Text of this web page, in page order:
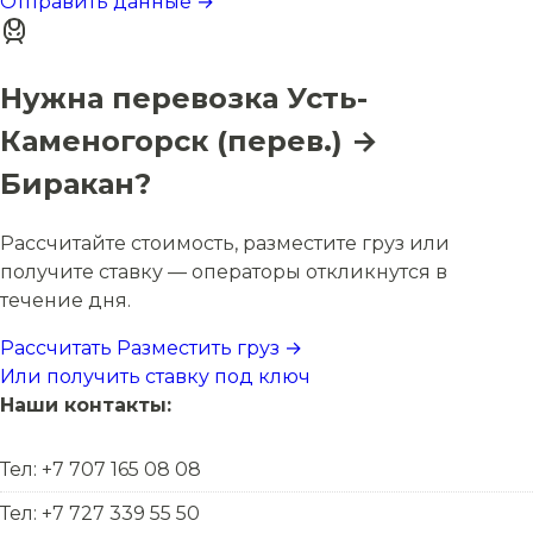
Нужна перевозка Усть-
Каменогорск (перев.) →
Биракан?
Рассчитайте стоимость, разместите груз или
получите ставку — операторы откликнутся в
течение дня.
Рассчитать Разместить груз →
Или получить ставку под ключ
Наши контакты:
Тел: +7 707 165 08 08
Тел: +7 727 339 55 50